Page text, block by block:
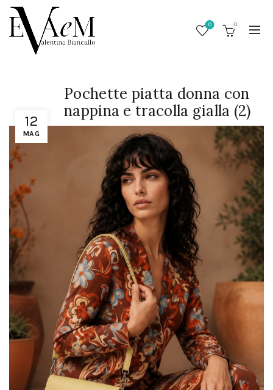
0 0
12
MAG
Pochette piatta donna con
nappina e tracolla gialla (2)